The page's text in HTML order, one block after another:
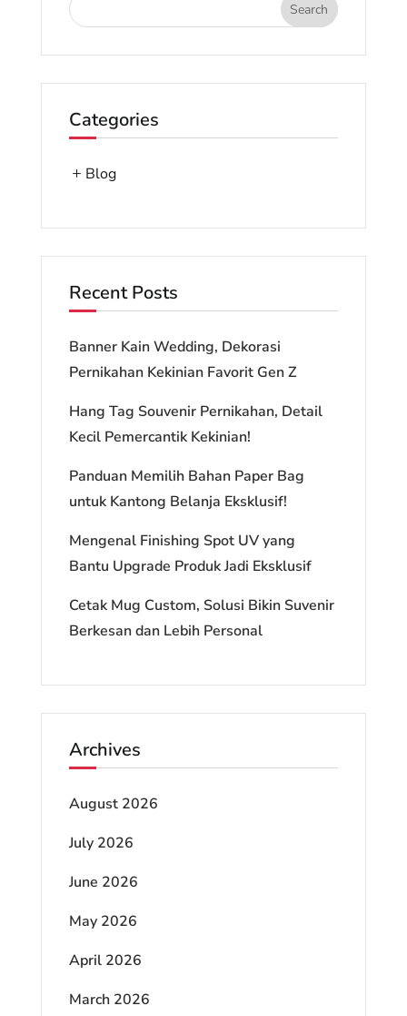
Categories
Blog
Recent Posts
Banner Kain Wedding, Dekorasi
Pernikahan Kekinian Favorit Gen Z
Hang Tag Souvenir Pernikahan, Detail
Kecil Pemercantik Kekinian!
Panduan Memilih Bahan Paper Bag
untuk Kantong Belanja Eksklusif!
Mengenal Finishing Spot UV yang
Bantu Upgrade Produk Jadi Eksklusif
Cetak Mug Custom, Solusi Bikin Suvenir
Berkesan dan Lebih Personal
Archives
August 2026
July 2026
June 2026
May 2026
April 2026
March 2026